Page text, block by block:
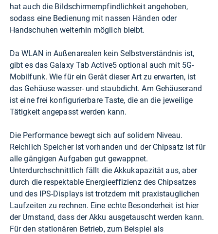
hat auch die Bildschirmempfindlichkeit angehoben,
sodass eine Bedienung mit nassen Händen oder
Handschuhen weiterhin möglich bleibt.
Da WLAN in Außenarealen kein Selbstverständnis ist,
gibt es das Galaxy Tab Active5 optional auch mit 5G-
Mobilfunk. Wie für ein Gerät dieser Art zu erwarten, ist
das Gehäuse wasser- und staubdicht. Am Gehäuserand
ist eine frei konfigurierbare Taste, die an die jeweilige
Tätigkeit angepasst werden kann.
Die Performance bewegt sich auf solidem Niveau.
Reichlich Speicher ist vorhanden und der Chipsatz ist für
alle gängigen Aufgaben gut gewappnet.
Unterdurchschnittlich fällt die Akkukapazität aus, aber
durch die respektable Energieeffizienz des Chipsatzes
und des IPS-Displays ist trotzdem mit praxistauglichen
Laufzeiten zu rechnen. Eine echte Besonderheit ist hier
der Umstand, dass der Akku ausgetauscht werden kann.
Für den stationären Betrieb, zum Beispiel als